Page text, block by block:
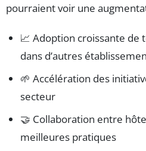
pourraient voir une
📈 Adoption croissante de
dans d’autres
🌱 Accélération des
secteur
🤝 Collaboration entre
meilleures pratiques